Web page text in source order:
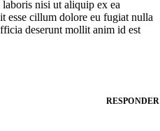
nisi ut aliquip ex ea
esse cillum dolore eu fugiat nulla
deserunt mollit anim id est
RESPONDER